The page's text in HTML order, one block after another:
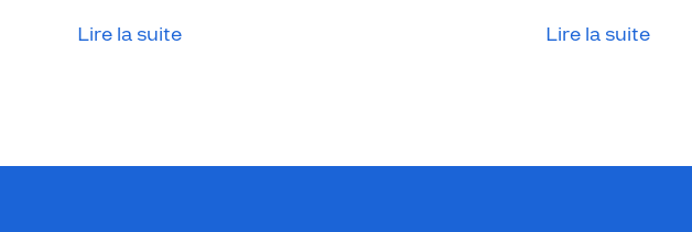
Lire la suite
que le temps
Lire la suite